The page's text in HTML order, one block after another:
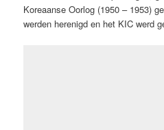
Koreaanse Oorlog (1950 – 1953)
werden herenigd en het KIC werd